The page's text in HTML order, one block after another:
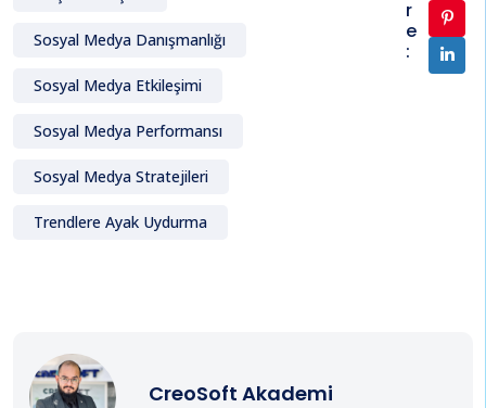
Sosyal Medya Danışmanlığı
Sosyal Medya Etkileşimi
Sosyal Medya Performansı
Sosyal Medya Stratejileri
Trendlere Ayak Uydurma
r
e
:
CreoSoft Akademi